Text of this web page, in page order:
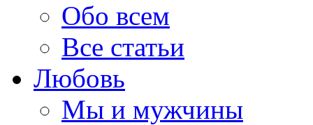
Обо всем
Все статьи
Любовь
Мы и мужчины